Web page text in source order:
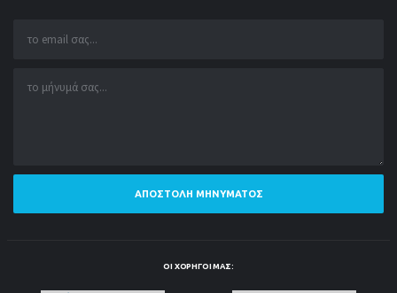
ΑΠΟΣΤΟΛΉ ΜΗΝΎΜΑΤΟΣ
ΟΙ ΧΟΡΗΓΟΊ ΜΑΣ: